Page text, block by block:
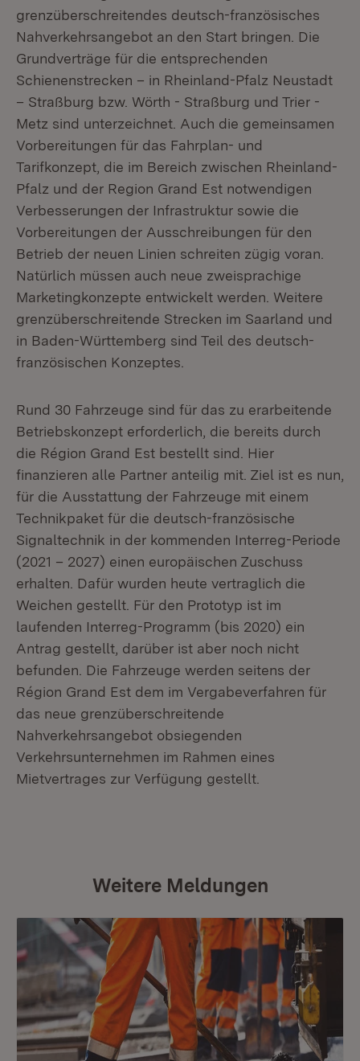
grenzüberschreitendes deutsch-französisches
Nahverkehrsangebot an den Start bringen. Die
Grundverträge für die entsprechenden
Schienenstrecken – in Rheinland-Pfalz Neustadt
– Straßburg bzw. Wörth - Straßburg und Trier -
Metz sind unterzeichnet. Auch die gemeinsamen
Vorbereitungen für das Fahrplan- und
Tarifkonzept, die im Bereich zwischen Rheinland-
Pfalz und der Region Grand Est notwendigen
Verbesserungen der Infrastruktur sowie die
Vorbereitungen der Ausschreibungen für den
Betrieb der neuen Linien schreiten zügig voran.
Natürlich müssen auch neue zweisprachige
Marketingkonzepte entwickelt werden. Weitere
grenzüberschreitende Strecken im Saarland und
in Baden-Württemberg sind Teil des deutsch-
französischen Konzeptes.
Rund 30 Fahrzeuge sind für das zu erarbeitende
Betriebskonzept erforderlich, die bereits durch
die Région Grand Est bestellt sind. Hier
finanzieren alle Partner anteilig mit. Ziel ist es nun,
für die Ausstattung der Fahrzeuge mit einem
Technikpaket für die deutsch-französische
Signaltechnik in der kommenden Interreg-Periode
(2021 – 2027) einen europäischen Zuschuss
erhalten. Dafür wurden heute vertraglich die
Weichen gestellt. Für den Prototyp ist im
laufenden Interreg-Programm (bis 2020) ein
Antrag gestellt, darüber ist aber noch nicht
befunden. Die Fahrzeuge werden seitens der
Région Grand Est dem im Vergabeverfahren für
das neue grenzüberschreitende
Nahverkehrsangebot obsiegenden
Verkehrsunternehmen im Rahmen eines
Mietvertrages zur Verfügung gestellt.
Weitere Meldungen